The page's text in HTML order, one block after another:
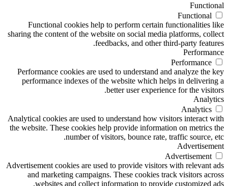
Functional
Functional
Functional cookies help to perform certain functionalities like
sharing the content of the website on social media platforms, collect
feedbacks, and other third-party features.
Performance
Performance
Performance cookies are used to understand and analyze the key
performance indexes of the website which helps in delivering a
better user experience for the visitors.
Analytics
Analytics
Analytical cookies are used to understand how visitors interact with
the website. These cookies help provide information on metrics the
number of visitors, bounce rate, traffic source, etc.
Advertisement
Advertisement
Advertisement cookies are used to provide visitors with relevant ads
and marketing campaigns. These cookies track visitors across
websites and collect information to provide customized ads.